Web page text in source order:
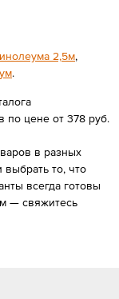
2,5м,
.
по цене от 378 руб.
в разных
выбрать то, что
всегда готовы
— свяжитесь